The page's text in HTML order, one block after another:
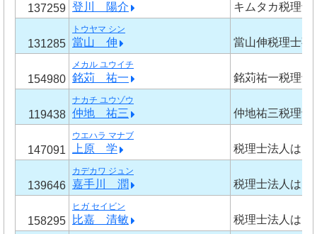
137259 登川 陽介 キムタカ税理
131285
トウヤマ シン
當山 伸 當山伸税理士事
154980
メカル ユウイチ
銘苅 祐一 銘苅祐一税理士
119438
ナカチ ユウゾウ
仲地 祐三 仲地祐三税理士
147091
ウエハラ マナブ
上原 学 税理士法人はご
139646
カデカワ ジュン
嘉手川 潤 税理士法人はご
158295
ヒガ セイビン
比嘉 清敏 税理士法人はご